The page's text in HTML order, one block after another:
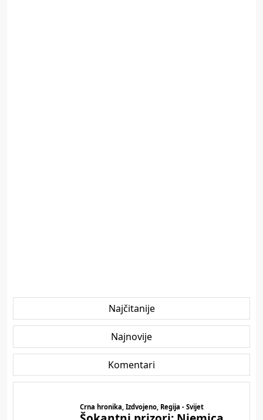
Najčitanije
Najnovije
Komentari